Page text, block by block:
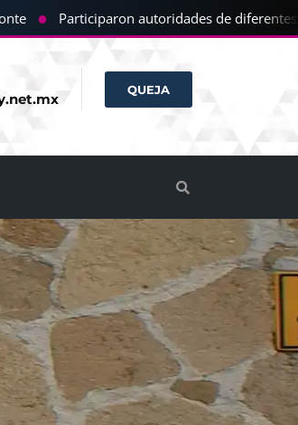
● Participaron autoridades de diferentes
QUEJA